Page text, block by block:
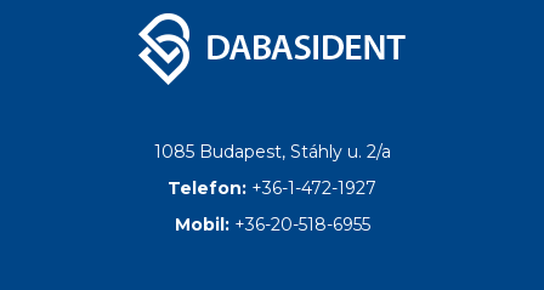
1085 Budapest, Stáhly u. 2/a
Telefon: +36-1-472-1927
Mobil: +36-20-518-6955